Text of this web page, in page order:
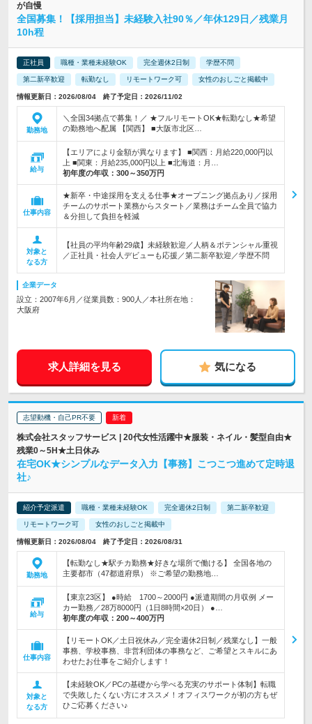
が自慢
全国募集！【採用担当】未経験入社90％／年休129日／残業月
10h程
正社員 職種・業種未経験OK 完全週休2日制 学歴不問
第二新卒歓迎 転勤なし リモートワーク可 女性のおしごと掲載中
情報更新日：2026/08/04 終了予定日：2026/11/02
勤務地
＼全国34拠点で募集！／ ★フルリモートOK★転勤なし★希望
の勤務地へ配属 【関西】 ■大阪市北区…
給与
【エリアにより金額が異なります】 ■関西：月給220,000円以
上 ■関東：月給235,000円以上 ■北海道：月…
初年度の年収： 300～350万円
仕事内容
★新卒・中途採用を支える仕事★オープニング拠点あり／採用
チームのサポート業務からスタート／業務はチーム全員で協力
＆分担して負担を軽減
対象と
なる方
【社員の平均年齢29歳】未経験歓迎／人柄＆ポテンシャル重視
／正社員・社会人デビューも応援／第二新卒歓迎／学歴不問
企業データ
設立：2007年6月／従業員数：900人／本社所在地：
大阪府
求人詳細を見る 気になる
志望動機・自己PR不要
株式会社スタッフサービス | 20代女性活躍中★服装・ネイル・髪型自由★
残業0～5H★土日休み
在宅OK★シンプルなデータ入力【事務】こつこつ進めて定時退
社♪
紹介予定派遣 職種・業種未経験OK 完全週休2日制 第二新卒歓迎
リモートワーク可 女性のおしごと掲載中
情報更新日：2026/08/04 終了予定日：2026/08/31
勤務地
【転勤なし★駅チカ勤務★好きな場所で働ける】 全国各地の
主要都市（47都道府県） ※ご希望の勤務地…
給与
【東京23区】 ●時給 1700～2000円 ●派遣期間の月収例 メー
カー勤務／28万8000円（1日8時間×20日） ●…
初年度の年収： 200～400万円
仕事内容
【リモートOK／土日祝休み／完全週休2日制／残業なし】一般
事務、学校事務、非営利団体の事務など、ご希望とスキルにあ
わせたお仕事をご紹介します！
対象と
なる方
【未経験OK／PCの基礎から学べる充実のサポート体制】転職
で失敗したくない方にオススメ！オフィスワークが初の方もぜ
ひご応募ください♪